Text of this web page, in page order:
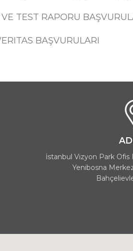
TEST RAPORU
BAŞVURULARI
İstanbul Vizyon Park Ofis
Yenibosna